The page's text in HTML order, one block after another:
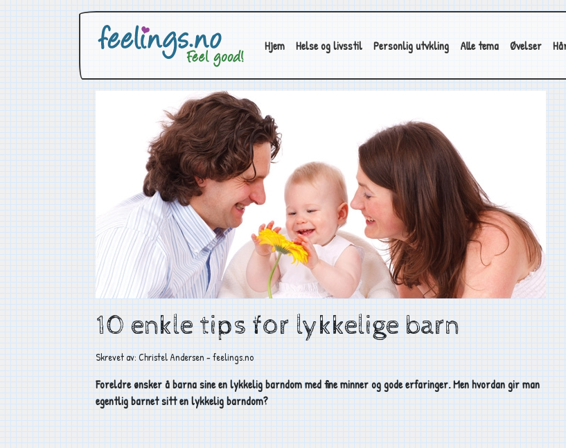
Hjem Helse og livsstil Personlig utvkling Alle tema Øvelser
10 enkle tips for lykkelige barn
Skrevet av: Christel Andersen - feelings.no
Foreldre ønsker å barna sine en lykkelig barndom med fine minner og gode erfaringer. Men hvordan gir man
egentlig barnet sitt en lykkelig barndom?